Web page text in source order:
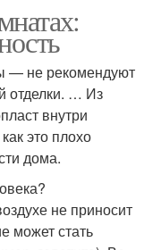
— не рекомендуют
отделки. … Из
внутри
это плохо
дома.
не приносит
может стать